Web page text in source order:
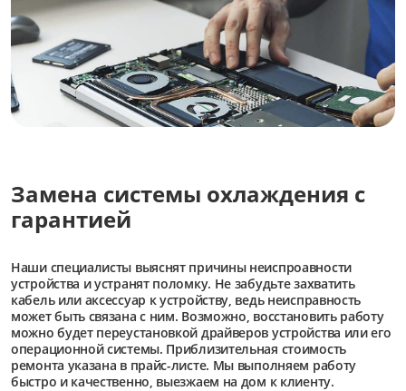
Замена системы охлаждения с
гарантией
Наши специалисты выяснят причины неиспроавности
устройства и устранят поломку. Не забудьте захватить
кабель или аксессуар к устройству, ведь неисправность
может быть связана с ним. Возможно, восстановить работу
можно будет переустановкой драйверов устройства или его
операционной системы. Приблизительная стоимость
ремонта указана в прайс-листе. Мы выполняем работу
быстро и качественно, выезжаем на дом к клиенту.